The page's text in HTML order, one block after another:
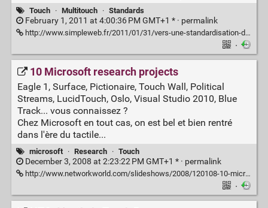
Touch · Multitouch · Standards
February 1, 2011 at 4:00:36 PM GMT+1 * · permalink
http://www.simpleweb.fr/2011/01/31/vers-une-standardisation-des-interfaces-tactiles
·
10 Microsoft research projects
Eagle 1, Surface, Pictionaire, Touch Wall, Political
Streams, LucidTouch, Oslo, Visual Studio 2010, Blue
Track... vous connaissez ?
Chez Microsoft en tout cas, on est bel et bien rentré
dans l'ère du tactile...
microsoft · Research · Touch
December 3, 2008 at 2:23:22 PM GMT+1 * · permalink
http://www.networkworld.com/slideshows/2008/120108-10-microsoft-research-projects.html?nwwpkg=nws
·